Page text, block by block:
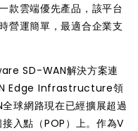
款雲端優先產品，該平台
營運簡單，最適合企業支
SD-WAN解決方案連
Edge Infrastructure領
球網路現在已經擴展超過
入點（POP）上。作為V